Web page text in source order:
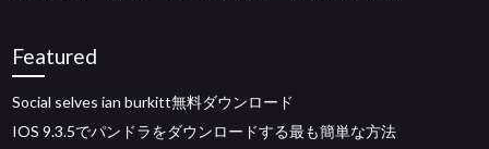
Featured
Social selves ian burkitt無料ダウンロード
IOS 9.3.5でパンドラをダウンロードする最も簡単な方法